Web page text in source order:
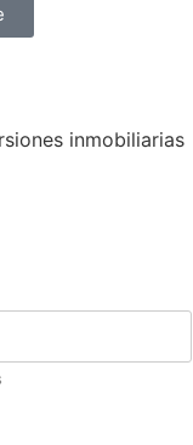
inmobiliarias